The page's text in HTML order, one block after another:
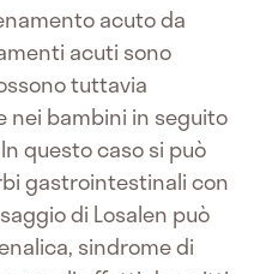
acuto da
acuti sono
tuttavia
nei bambini in seguito
questo caso si può
gastrointestinali con
di Losalen può
sindrome di